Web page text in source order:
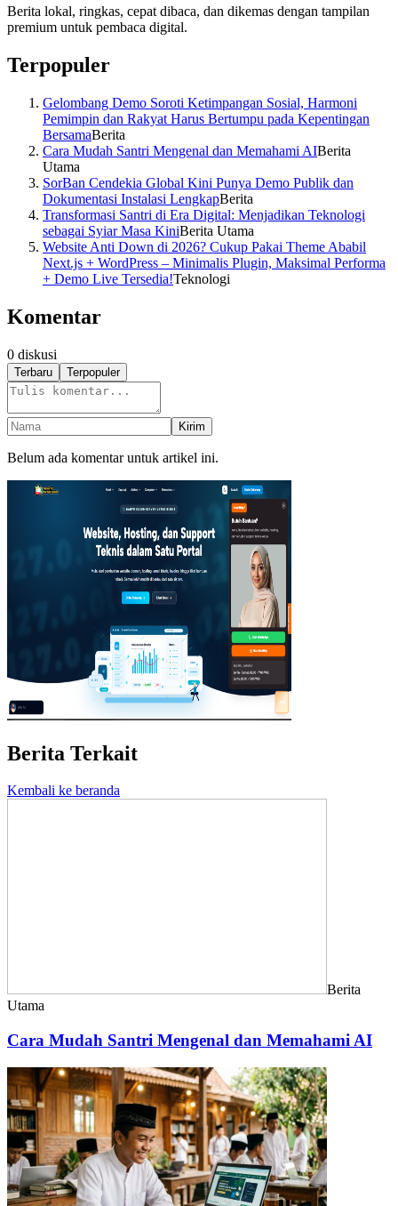
Berita lokal, ringkas, cepat dibaca, dan dikemas dengan tampilan
premium untuk pembaca digital.
Terpopuler
Gelombang Demo Soroti Ketimpangan Sosial, Harmoni
Pemimpin dan Rakyat Harus Bertumpu pada Kepentingan
BersamaBerita
Cara Mudah Santri Mengenal dan Memahami AIBerita
Utama
SorBan Cendekia Global Kini Punya Demo Publik dan
Dokumentasi Instalasi LengkapBerita
Transformasi Santri di Era Digital: Menjadikan Teknologi
sebagai Syiar Masa KiniBerita Utama
Website Anti Down di 2026? Cukup Pakai Theme Ababil
Next.js + WordPress – Minimalis Plugin, Maksimal Performa
+ Demo Live Tersedia!Teknologi
Komentar
0 diskusi
Terbaru Terpopuler
Kirim
Belum ada komentar untuk artikel ini.
Berita Terkait
Kembali ke beranda
Berita
Utama
Cara Mudah Santri Mengenal dan Memahami AI